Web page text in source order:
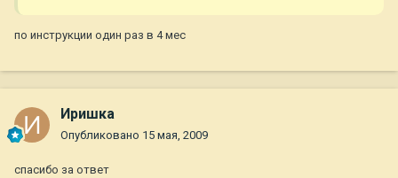
по инструкции один раз в 4 мес
Иришка
Опубликовано 15 мая, 2009
спасибо за ответ